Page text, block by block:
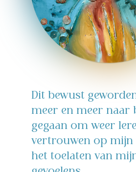
Dit bewust
meer en meer naar
gegaan om weer
vertrouwen op mijn
het toelaten van